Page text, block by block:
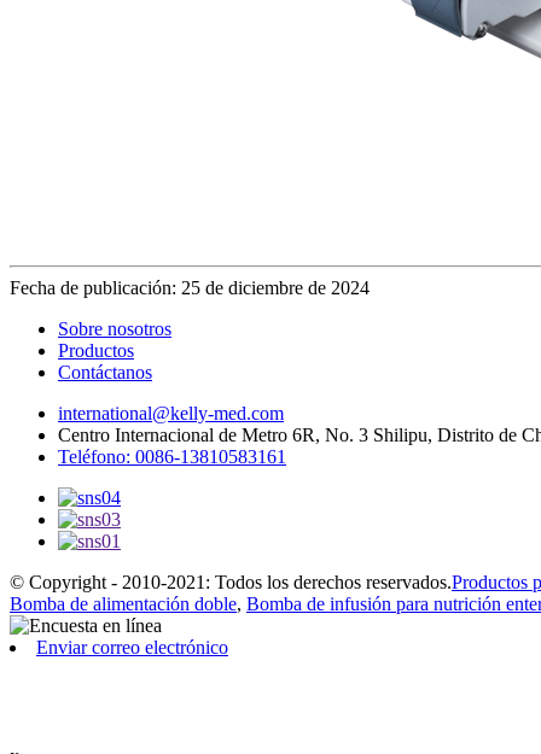
Fecha de publicación: 25 de diciembre de 2024
Sobre nosotros
Productos
Contáctanos
international@kelly-med.com
Centro Internacional de Metro 6R, No. 3 Shilipu, Distrito de
Teléfono: 0086-13810583161
© Copyright - 2010-2021: Todos los derechos reservados.Productos
Bomba de alimentación doble, Bomba de infusión para nutrición
Enviar correo electrónico